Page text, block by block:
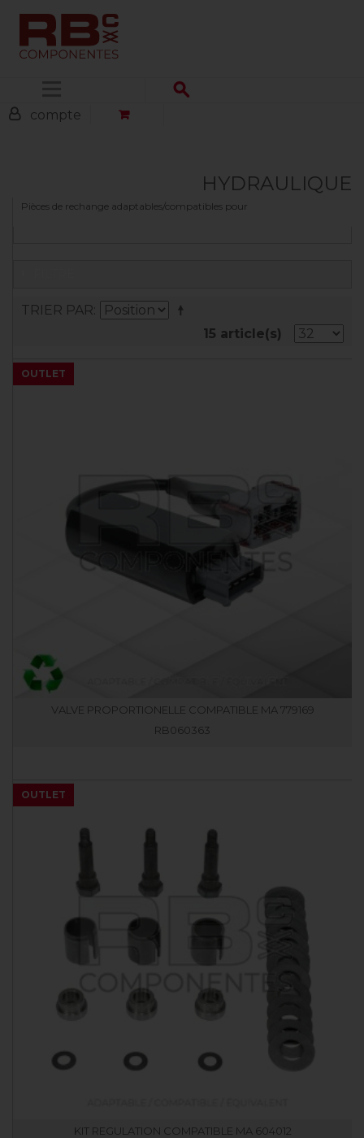
compte
HYDRAULIQUE
Pièces de rechange adaptables/compatibles pour
TRIER PAR
15 article(s)
OUTLET
VALVE PROPORTIONELLE COMPATIBLE MA 779169
RB060363
OUTLET
KIT REGULATION COMPATIBLE MA 604012